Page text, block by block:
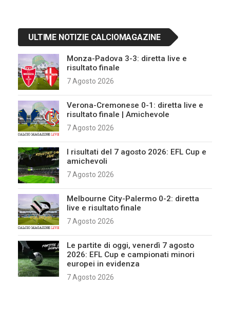
ULTIME NOTIZIE CALCIOMAGAZINE
Monza-Padova 3-3: diretta live e
risultato finale
7 Agosto 2026
Verona-Cremonese 0-1: diretta live e
risultato finale | Amichevole
7 Agosto 2026
I risultati del 7 agosto 2026: EFL Cup e
amichevoli
7 Agosto 2026
Melbourne City-Palermo 0-2: diretta
live e risultato finale
7 Agosto 2026
Le partite di oggi, venerdì 7 agosto
2026: EFL Cup e campionati minori
europei in evidenza
7 Agosto 2026